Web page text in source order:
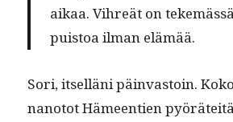
aikaa. Vihreät on
puis­toa ilman elämää.
Sori, itsel­läni päin­vas­toin.
nan­otot Hämeen­tien